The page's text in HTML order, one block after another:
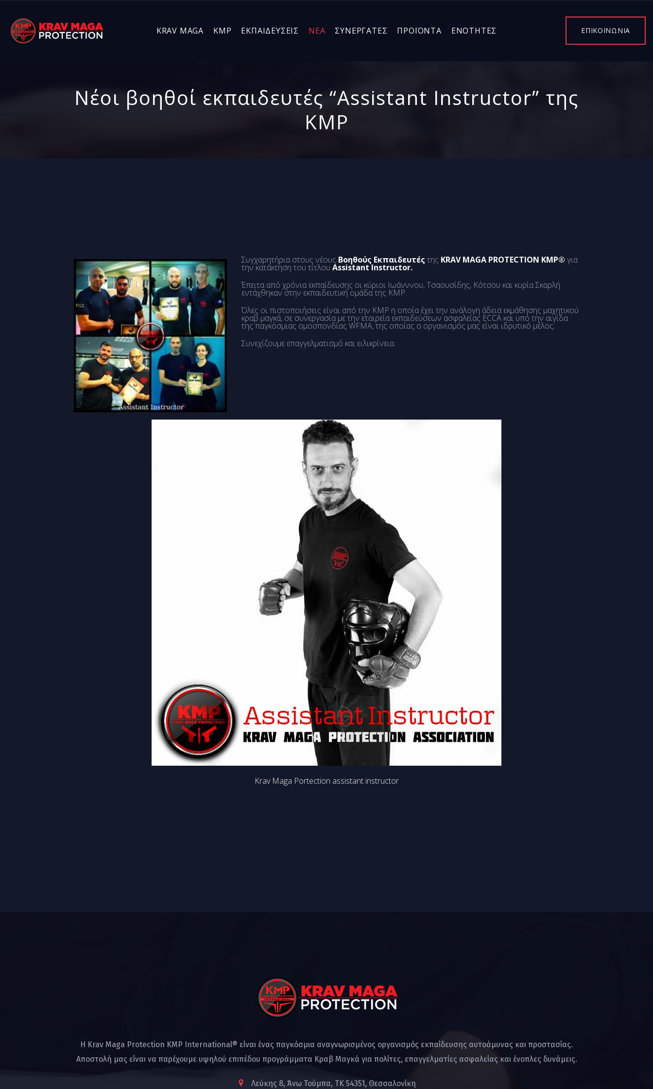
KRAV MAGA KMP ΕΚΠΑΙΔΕΥΣΕΙΣ ΝΕΑ ΣΥΝΕΡΓΑΤΕΣ ΠΡΟΪΟΝΤΑ ΕΝΌΤΗΤΕΣ ΕΠΙΚΟΙΝΩΝΙΑ
Νέοι βοηθοί εκπαιδευτές “Assistant Instructor” της
KMP
Συγχαρητήρια στους νέους Βοηθούς Εκπαιδευτές της KRAV MAGA PROTECTION KMP® για
την κατάκτηση του τίτλου Assistant Instructor.
Έπειτα από χρόνια εκπαίδευσης οι κύριοι Ιωάνννου, Τσαουσίδης, Κότσου και κυρία Σκαρλή
εντάχθηκαν στην εκπαιδευτική ομάδα της KMP.
Όλες οι πιστοποιήσεις είναι από την KMP η οποία έχει την ανάλογη άδεια εκμάθησης μαχητικού
κραβ μαγκά, σε συνεργασία με την εταιρεία εκπαιδεύσεων ασφαλείας ECCA και υπό την αιγίδα
της παγκόσμιας ομοσπονδίας WFMA, της οποίας ο οργανισμός μας είναι ιδρυτικό μέλος.
Συνεχίζουμε επαγγελματισμό και ειλικρίνεια.
Krav Maga Portection assistant instructor
Η Krav Maga Protection KMP International® είναι ένας παγκόσμια αναγνωρισμένος οργανισμός εκπαίδευσης αυτοάμυνας και προστασίας.
Αποστολή μας είναι να παρέχουμε υψηλού επιπέδου προγράμματα Κραβ Μαγκά για πολίτες, επαγγελματίες ασφαλείας και ένοπλες δυνάμεις.
Λεύκης 8, Άνω Τούμπα, ΤΚ 54351, Θεσσαλονίκη